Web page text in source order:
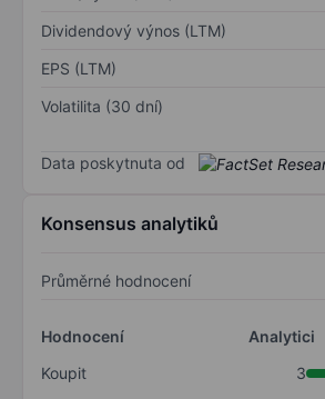
Dividendový výnos (LTM)
EPS (LTM)
Volatilita (30 dní)
Data poskytnuta od
Konsensus analytiků
Průměrné hodnocení
Hodnocení
Analytici
Koupit
3